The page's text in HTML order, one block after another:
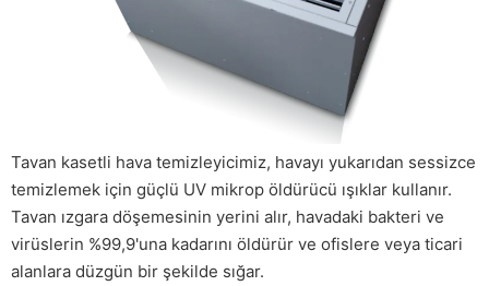
Tavan kasetli hava temizleyicimiz, havayı yukarıdan sessizce
temizlemek için güçlü UV mikrop öldürücü ışıklar kullanır.
Tavan ızgara döşemesinin yerini alır, havadaki bakteri ve
virüslerin %99,9'una kadarını öldürür ve ofislere veya ticari
alanlara düzgün bir şekilde sığar.